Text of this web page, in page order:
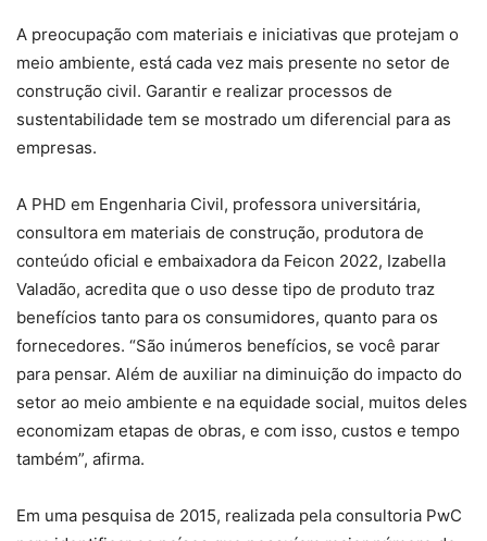
A preocupação com materiais e iniciativas que protejam o
meio ambiente, está cada vez mais presente no setor de
construção civil. Garantir e realizar processos de
sustentabilidade tem se mostrado um diferencial para as
empresas.
A PHD em Engenharia Civil, professora universitária,
consultora em materiais de construção, produtora de
conteúdo oficial e embaixadora da Feicon 2022, Izabella
Valadão, acredita que o uso desse tipo de produto traz
benefícios tanto para os consumidores, quanto para os
fornecedores. “São inúmeros benefícios, se você parar
para pensar. Além de auxiliar na diminuição do impacto do
setor ao meio ambiente e na equidade social, muitos deles
economizam etapas de obras, e com isso, custos e tempo
também”, afirma.
Em uma pesquisa de 2015, realizada pela consultoria PwC